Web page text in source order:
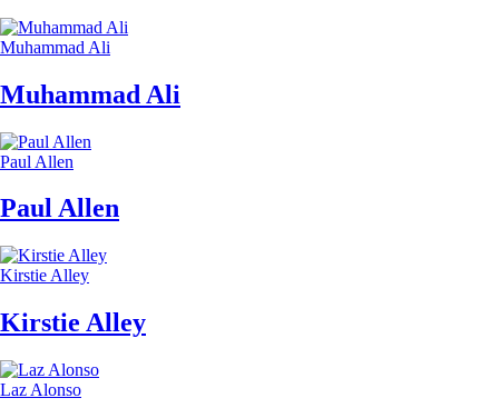
Muhammad Ali
Muhammad Ali
Paul Allen
Paul Allen
Kirstie Alley
Kirstie Alley
Laz Alonso